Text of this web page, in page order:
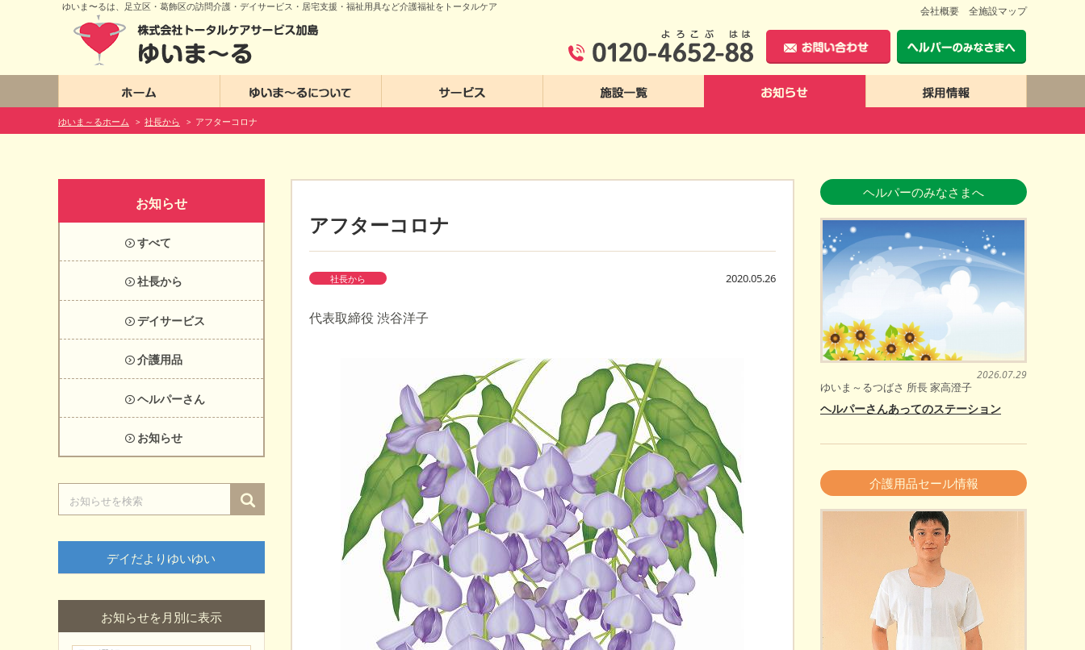
ゆいま〜るは、足立区・葛飾区の訪問介護・デイサービス・居宅支援・福祉用具など介護福祉をトータルケア 会社概要 全施設マップ
0120-4652-88
お問い合わせ
ゆいま～るについて サービス 施設一覧
ゆいま～るホーム > 社長から > アフターコロナ
アフターコロナ
社長から 2020.05.26
代表取締役 渋谷洋子
お知らせ
すべて
社長から
デイサービス
介護用品
ヘルパーさん
お知らせ
デイだよりゆいゆい
お知らせを月別に表示
ヘルパーのみなさまへ
2026.07.29
ゆいま～るつばさ 所長 家高澄子
ヘルパーさんあってのステーション
介護用品セール情報